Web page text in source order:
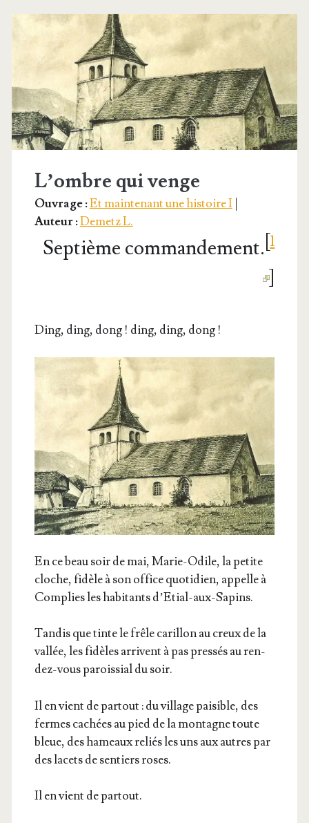
de
Jérusalem
L’ombre qui venge
Ouvrage :Et maintenant une histoire I
Auteur :Demetz L.
Septième commandement. 1
Ding, ding, dong ! ding, ding, dong !
En ce beau soir de mai, Marie-Odile, la petite
cloche, fidèle à son office quo­ti­dien, appelle à
Com­plies les habi­tants d’Etial-aux-Sapins.
Tan­dis que tinte le frêle carillon au creux de la
val­lée, les fidèles arrivent à pas pres­sés au ren­
dez-vous parois­sial du soir.
Il en vient de par­tout : du vil­lage pai­sible, des
fermes cachées au pied de la mon­tagne toute
bleue, des hameaux reliés les uns aux autres par
des lacets de sen­tiers roses.
Il en vient de partout.